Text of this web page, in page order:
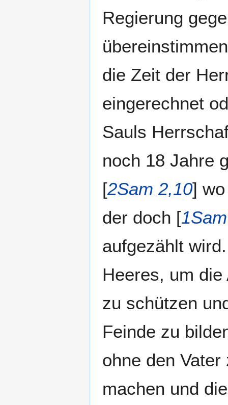
Regierung
die Zeit der
eingerechnet
Sauls
noch 18 Jahre
[2Sam 2,10]
der doch [
aufgezählt
Heeres, um
zu schützen
Feinde zu
ohne den
machen und